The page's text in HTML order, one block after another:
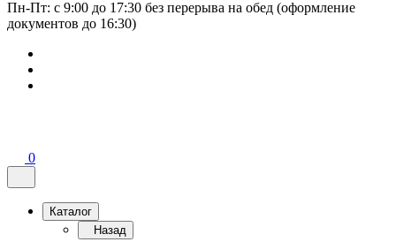
Пн-Пт: с 9:00 до 17:30 без перерыва на обед (оформление
документов до 16:30)
0
Каталог
Назад